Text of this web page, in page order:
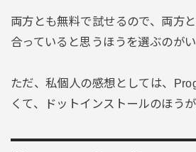
両方とも無料で試せるので、両方
合っていると思うほうを選ぶのがい
ただ、私個人の感想としては、
くて、ドットインストールのほう